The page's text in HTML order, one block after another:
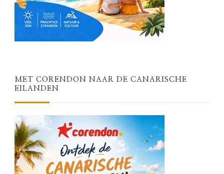
MET CORENDON NAAR DE CANARISCHE
EILANDEN